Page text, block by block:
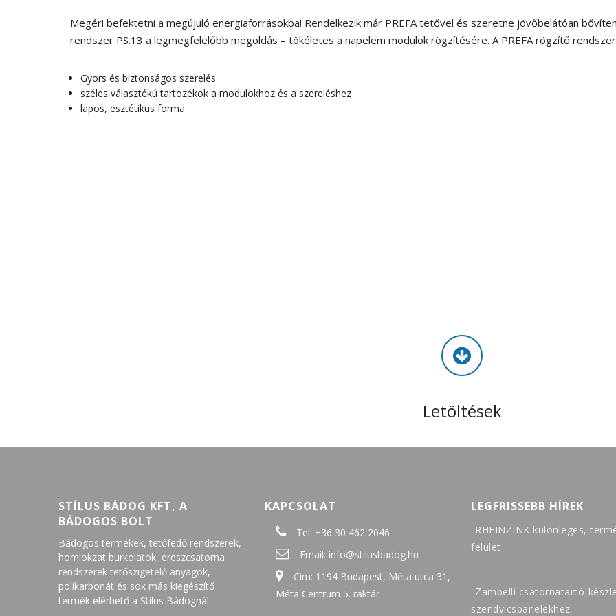
Megéri befektetni a megújuló energiaforrásokba! Rendelkezik már PREFA tetővel és szeretne jövőbelátóan
rendszer PS.13 a legmegfelelőbb megoldás – tökéletes a napelem modulok rögzítésére. A PREFA rögzítő rendszer
Gyors és biztonságos szerelés
széles választékú tartozékok a modulokhoz és a szereléshez
lapos, esztétikus forma
Letöltések
STÍLUS BÁDOG KFT, A
BÁDOGOS BOLT
Bádogos termékek, tetőfedő rendszerek,
homlokzat burkolatok, ereszcsatorna
rendszerek tetőszigetelő anyagok,
polikarbonát és sok más kiegészítő
termék elérhető a Stílus Bádognál.
KAPCSOLAT
Tel: +36 30 462 2046
Email: info@stilusbadog.hu
Cím: 1194 Budapest, Méta utca 31,
Méta Centrum 5. raktár
LEGFRISSEBB HÍREK
RHEINZINK különleges,
felület
,
Zambelli csatornatartó-
szendvicspanelekhez